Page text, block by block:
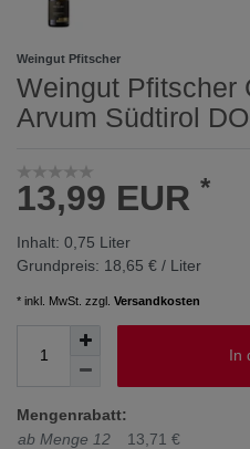
Weingut Pfitscher
Weingut Pfitscher
Arvum Südtirol
13,99 EUR *
Inhalt: 0,75 Liter
Grundpreis: 18,65 € / Liter
* inkl. MwSt. zzgl. Versandkosten
In
Mengenrabatt:
ab Menge 12
13,71 €